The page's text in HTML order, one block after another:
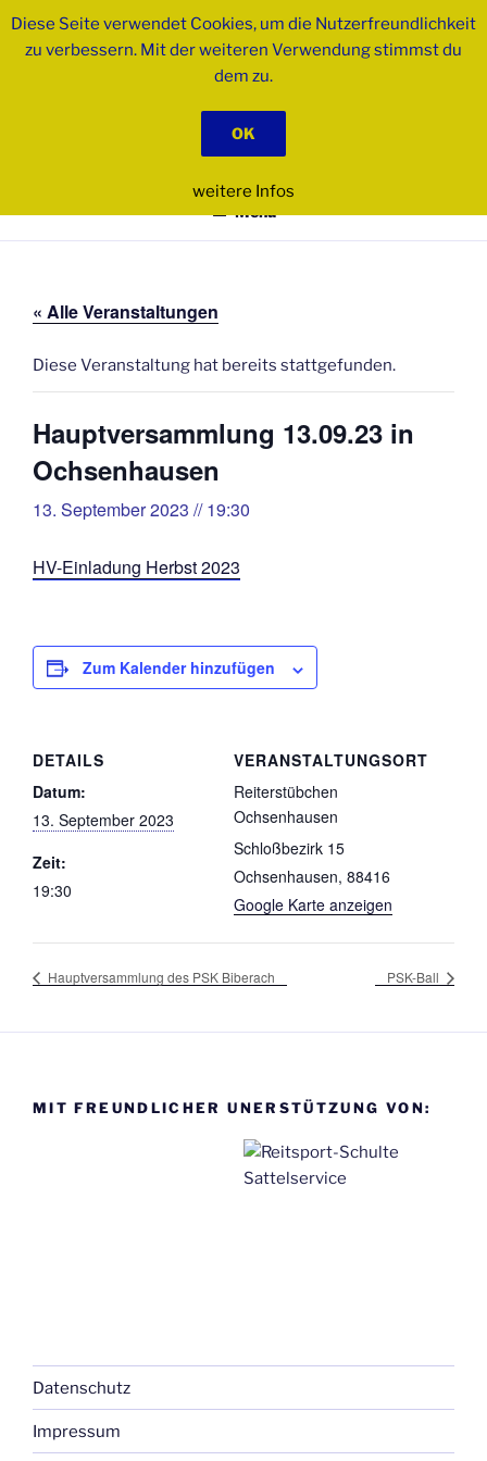
Zum
PSK BIBERACH E.V.
Menü
« Alle Veranstaltungen
Diese Veranstaltung hat bereits stattgefunden.
Hauptversammlung 13.09.23 in
Ochsenhausen
13. September 2023 // 19:30
HV-Einladung Herbst 2023
Zum Kalender hinzufügen
DETAILS
Datum:
13. September 2023
Zeit:
19:30
VERANSTALTUNGSORT
Reiterstübchen
Ochsenhausen
Schloßbezirk 15
Ochsenhausen, 88416
Google Karte anzeigen
Hauptversammlung des PSK Biberach PSK-Ball
MIT FREUNDLICHER UNERSTÜTZUNG VON:
Datenschutz
Impressum
Diese Seite verwendet Cookies, um die Nutzerfreundlichkeit
zu verbessern. Mit der weiteren Verwendung stimmst du
dem zu.
OK
weitere Infos